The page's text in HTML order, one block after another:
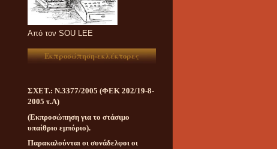
Aπό τον SOU LEE
Εκπροσώπηση-εκλέκτορες
ΣΧΕΤ.: Ν.3377/2005 (ΦΕΚ 202/19-8-
2005 τ.Α)
(Εκπροσώπηση για το στάσιμο
υπαίθριο εμπόριο).
Παρακαλούνται οι συνάδελφοι οι